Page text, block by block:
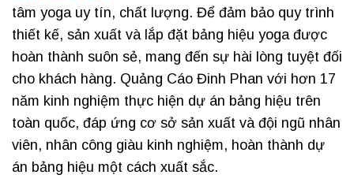
tâm yoga uy tín, chất lượng. Để đảm bảo quy trình
thiết kế, sản xuất và lắp đặt bảng hiệu yoga được
hoàn thành suôn sẻ, mang đến sự hài lòng tuyệt đối
cho khách hàng. Quảng Cáo Đinh Phan với hơn 17
năm kinh nghiệm thực hiện dự án bảng hiệu trên
toàn quốc, đáp ứng cơ sở sản xuất và đội ngũ nhân
viên, nhân công giàu kinh nghiệm, hoàn thành dự
án bảng hiệu một cách xuất sắc.